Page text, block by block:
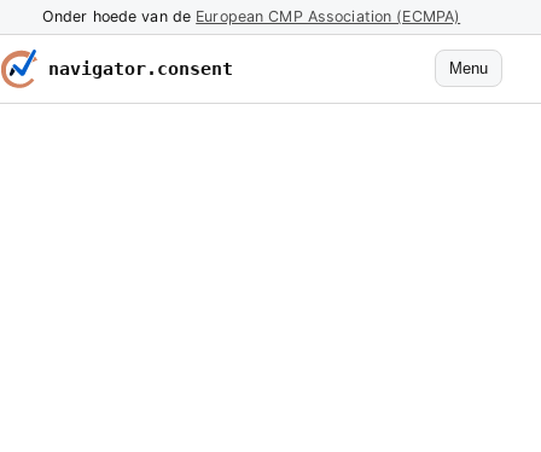
Onder hoede van de European CMP Association (ECMPA)
navigator.consent Menu